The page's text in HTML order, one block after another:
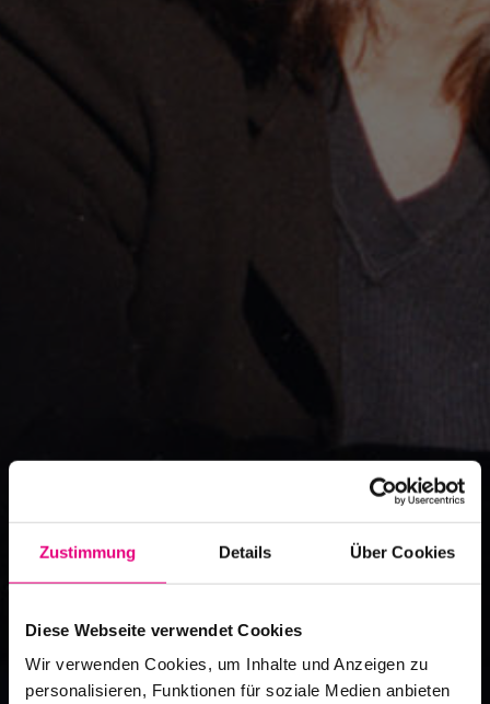
Zustimmung Details Über Cookies
Diese Webseite verwendet Cookies
Wir verwenden Cookies, um Inhalte und Anzeigen zu
personalisieren, Funktionen für soziale Medien anbieten